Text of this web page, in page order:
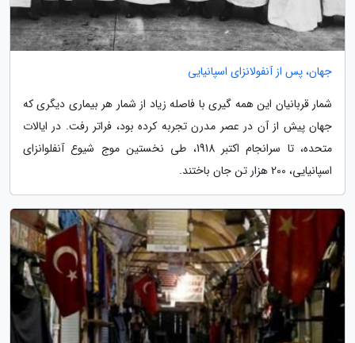
جهان، پس از آنفولانزای اسپانیایی
شمار قربانیان این همه گیری با فاصله زیاد از شمار هر بیماری دیگری که
جهان پیش از آن در عصر مدرن تجربه کرده بود، فراتر رفت. در ایالات
متحده، تا سرانجام اکتبر 1918، طی نخستین موج شیوع آنفلوانزای
اسپانیایی، 200 هزار تن جان باختند.